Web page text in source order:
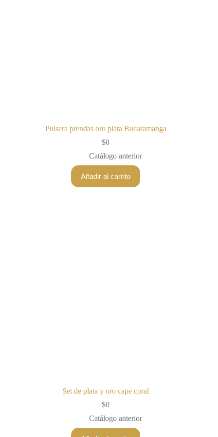
Pulsera prendas oro plata Bucaramanga
$0
Catálogo anterior
Añadir al carrito
Set de plata y oro cape coral
$0
Catálogo anterior